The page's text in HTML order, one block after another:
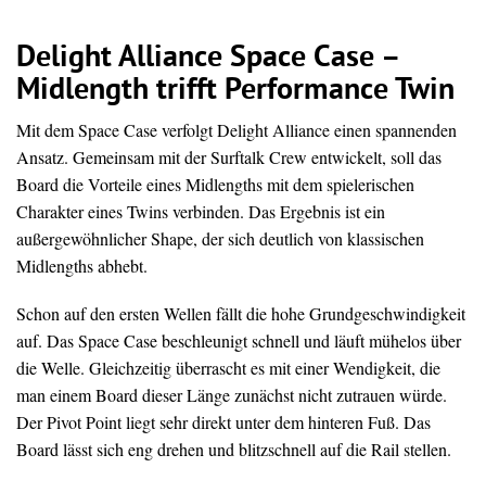
Delight Alliance Space Case –
Midlength trifft Performance Twin
Mit dem Space Case verfolgt Delight Alliance einen spannenden
Ansatz. Gemeinsam mit der Surftalk Crew entwickelt, soll das
Board die Vorteile eines Midlengths mit dem spielerischen
Charakter eines Twins verbinden. Das Ergebnis ist ein
außergewöhnlicher Shape, der sich deutlich von klassischen
Midlengths abhebt.
Schon auf den ersten Wellen fällt die hohe Grundgeschwindigkeit
auf. Das Space Case beschleunigt schnell und läuft mühelos über
die Welle. Gleichzeitig überrascht es mit einer Wendigkeit, die
man einem Board dieser Länge zunächst nicht zutrauen würde.
Der Pivot Point liegt sehr direkt unter dem hinteren Fuß. Das
Board lässt sich eng drehen und blitzschnell auf die Rail stellen.